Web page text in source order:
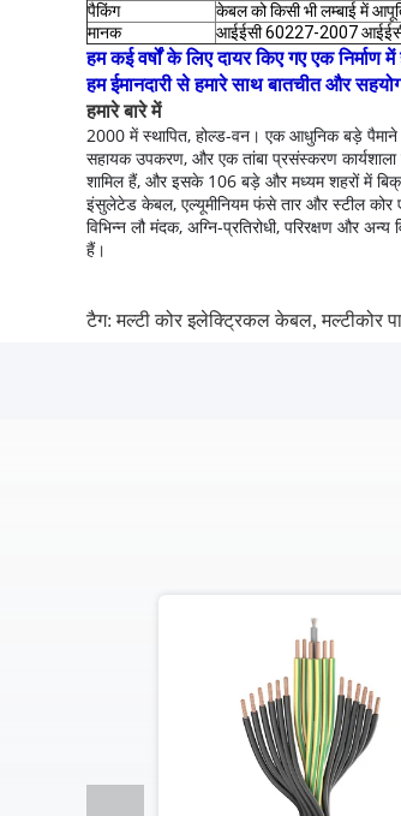
पैकिंग
केबल को किसी भी लम्बाई में
मानक
आईईसी 60227-2007
हम कई वर्षों के लिए दायर किए गए एक
हम ईमानदारी से हमारे साथ बातचीत और
हमारे बारे में
2000 में स्थापित, होल्ड-वन। एक आधुनिक बड़े पैमाने
सहायक उपकरण, और एक तांबा प्रसंस्करण कार्यशाला
शामिल हैं, और इसके 106 बड़े और मध्यम शहरों में
इंसुलेटेड केबल, एल्यूमीनियम फंसे तार और स्टील कोर
विभिन्न लौ मंदक, अग्नि-प्रतिरोधी, परिरक्षण और
हैं।
टैग:मल्टी कोर इलेक्ट्रिकल केबल, मल्टीकोर